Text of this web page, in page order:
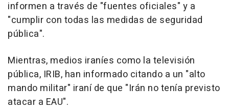
informen a través de "fuentes oficiales" y a
"cumplir con todas las medidas de seguridad
pública".
Mientras, medios iraníes como la televisión
pública, IRIB, han informado citando a un "alto
mando militar" iraní de que "Irán no tenía previsto
atacar a EAU".